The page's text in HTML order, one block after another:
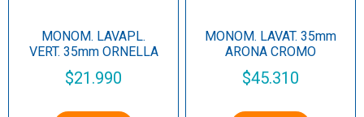
MONOM. LAVAPL.
VERT. 35mm ORNELLA
$21.990
MONOM. LAVAT. 35mm
ARONA CROMO
$45.310